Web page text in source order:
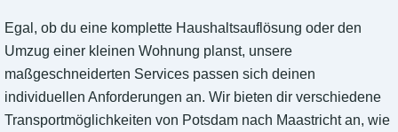
Egal, ob du eine komplette Haushaltsauflösung oder den
Umzug einer kleinen Wohnung planst, unsere
maßgeschneiderten Services passen sich deinen
individuellen Anforderungen an. Wir bieten dir verschiedene
Transportmöglichkeiten von Potsdam nach Maastricht an, wie